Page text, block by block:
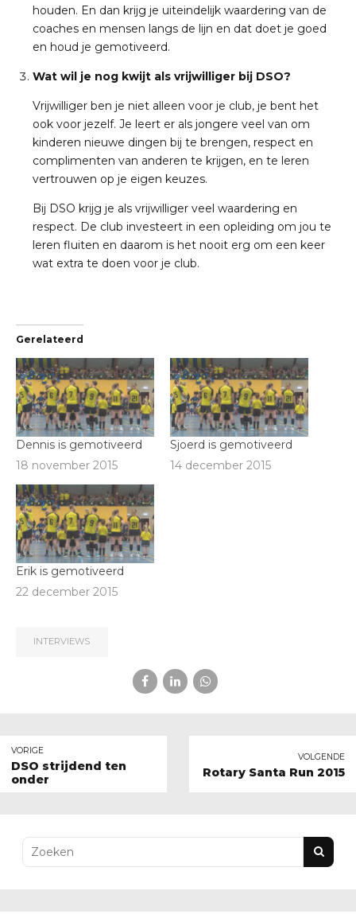
houden. En dan krijg je uiteindelijk waardering van de
coaches en mensen langs de lijn en dat doet je goed
en houd je gemotiveerd.
Wat wil je nog kwijt als vrijwilliger bij DSO?
Vrijwilliger ben je niet alleen voor je club, je bent het
ook voor jezelf. Je leert er als jongere veel van om
kinderen nieuwe dingen bij te brengen, respect en
complimenten van anderen te krijgen, en te leren
vertrouwen op je eigen keuzes.
Bij DSO krijg je als vrijwilliger veel waardering en
respect. De club investeert in een opleiding om jou te
leren fluiten en daarom is het nooit erg om een keer
wat extra te doen voor je club.
Gerelateerd
Dennis is gemotiveerd
18 november 2015
Sjoerd is gemotiveerd
14 december 2015
Erik is gemotiveerd
22 december 2015
INTERVIEWS
VORIGE
DSO strijdend ten
onder
VOLGENDE
Rotary Santa Run 2015